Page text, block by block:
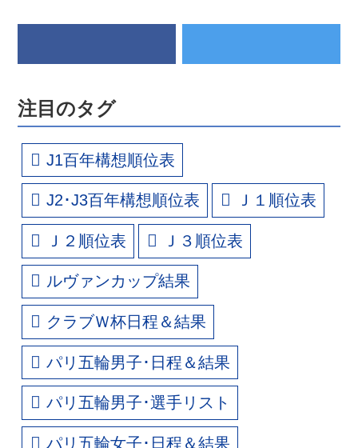
注目のタグ
J1百年構想順位表
J2･J3百年構想順位表 Ｊ１順位表
Ｊ２順位表 Ｊ３順位表
ルヴァンカップ結果
クラブＷ杯日程＆結果
パリ五輪男子･日程＆結果
パリ五輪男子･選手リスト
パリ五輪女子･日程＆結果